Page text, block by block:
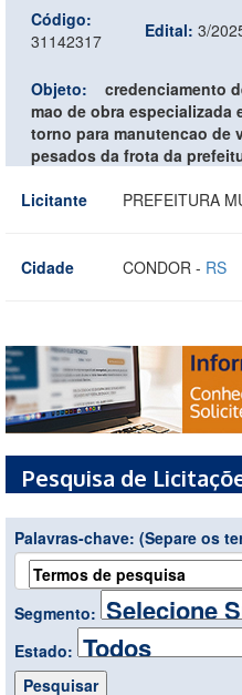
Código:
31142317
Edital: 3/
Objeto:
credenciamento
mao de obra especializada
torno para manutencao de
pesados da frota da
Licitante
PREFEITURA
Cidade CONDOR - RS
Pesquisa de
Palavras-chave: (Separe os
Segmento:
Estado: